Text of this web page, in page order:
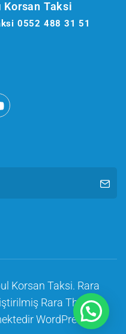
Korsan Taksi
0552 488 31 51
Korsan Taksi. Rara
Rara Themes
WordPress.